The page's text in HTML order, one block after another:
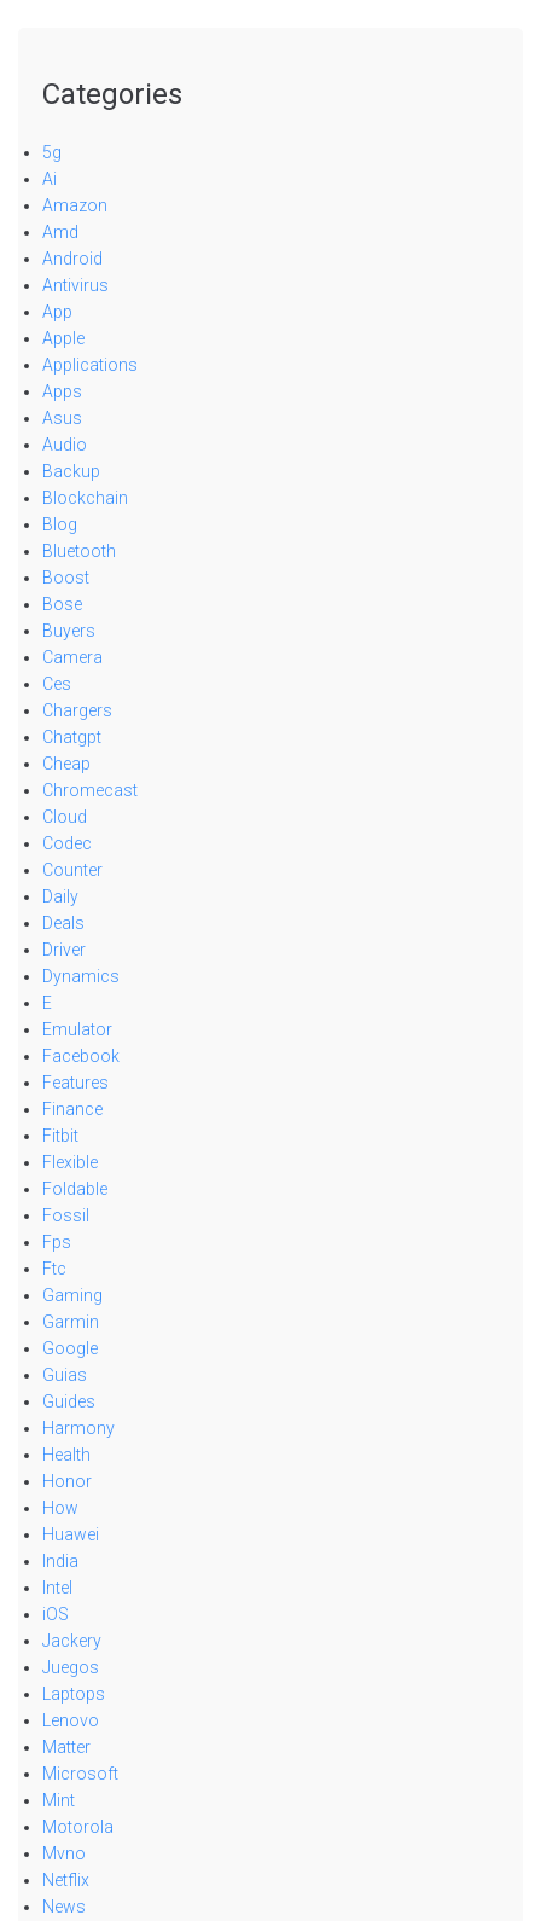
Categories
5g
Ai
Amazon
Amd
Android
Antivirus
App
Apple
Applications
Apps
Asus
Audio
Backup
Blockchain
Blog
Bluetooth
Boost
Bose
Buyers
Camera
Ces
Chargers
Chatgpt
Cheap
Chromecast
Cloud
Codec
Counter
Daily
Deals
Driver
Dynamics
E
Emulator
Facebook
Features
Finance
Fitbit
Flexible
Foldable
Fossil
Fps
Ftc
Gaming
Garmin
Google
Guias
Guides
Harmony
Health
Honor
How
Huawei
India
Intel
iOS
Jackery
Juegos
Laptops
Lenovo
Matter
Microsoft
Mint
Motorola
Mvno
Netflix
News